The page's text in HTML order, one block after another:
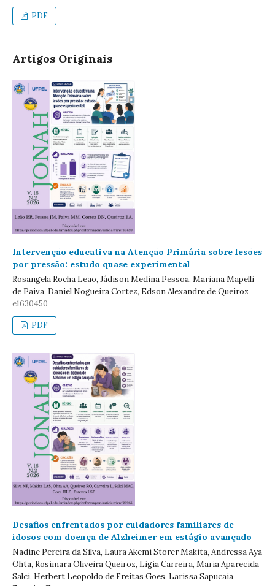
PDF
Artigos Originais
Intervenção educativa na Atenção Primária sobre lesões
por pressão: estudo quase experimental
Rosangela Rocha Leão, Jádison Medina Pessoa, Mariana Mapelli
de Paiva, Daniel Nogueira Cortez, Edson Alexandre de Queiroz
e1630450
PDF
Desafios enfrentados por cuidadores familiares de
idosos com doença de Alzheimer em estágio avançado
Nadine Pereira da Silva, Laura Akemi Storer Makita, Andressa Aya
Ohta, Rosimara Oliveira Queiroz, Ligia Carreira, Maria Aparecida
Salci, Herbert Leopoldo de Freitas Goes, Larissa Sapucaia